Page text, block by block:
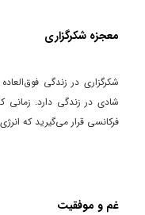
معجزه شکرگزاری
شکرگزاری در زندگی
شادی در زندگی دارد.
فرکانسی قرار می‌گیرید که
غم و موفقیت